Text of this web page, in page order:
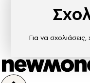
Για να